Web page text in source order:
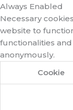
Always Enabled
Necessary
website to
functionalities
anonymously.
Cookie